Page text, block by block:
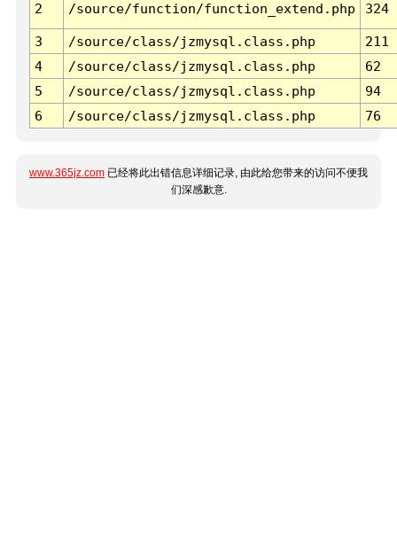
2 /source/function/function_extend.php 324
3 /source/class/jzmysql.class.php
211
4
/source/class/jzmysql.class.php
62
5
/source/class/jzmysql.class.php
94
6
/source/class/jzmysql.class.php 76
www.365jz.com 已经将此出错信息详细记录, 由此给您带来的访问不便我
们深感歉意.